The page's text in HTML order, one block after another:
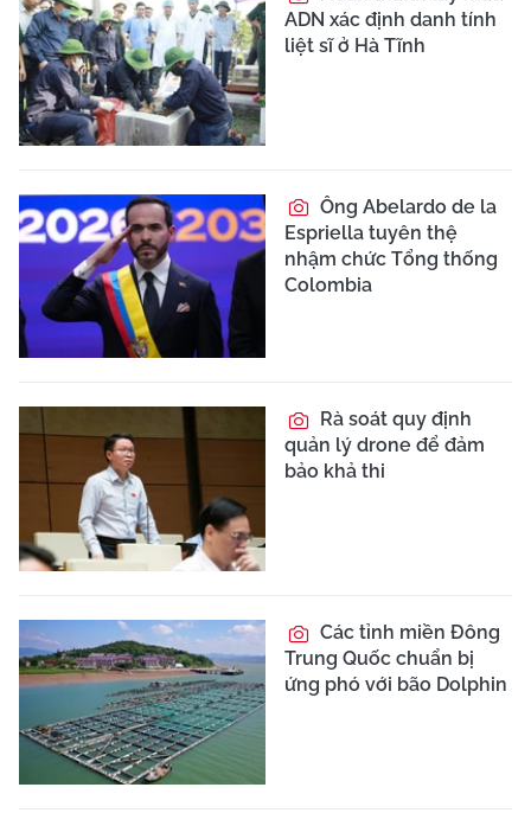
ADN xác định danh tính
liệt sĩ ở Hà Tĩnh
Ông Abelardo de la
Espriella tuyên thệ
nhậm chức Tổng thống
Colombia
Rà soát quy định
quản lý drone để đảm
bảo khả thi
Các tỉnh miền Đông
Trung Quốc chuẩn bị
ứng phó với bão Dolphin